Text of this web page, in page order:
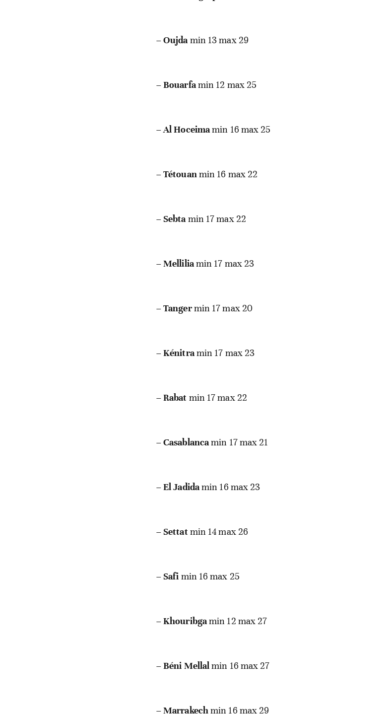
–Oujda min 13 max 29
–Bouarfamin 12 max 25
–Al Hoceimamin 16 max 25
–Tétouan min 16 max 22
– Sebta min 17 max 22
–Melliliamin 17 max 23
–Tangermin 17 max 20
–Kénitramin 17 max 23
–Rabat min 17 max 22
–Casablancamin 17 max 21
–El Jadidamin 16 max 23
– Settat min 14 max 26
– Safi min 16 max 25
–Khouribgamin 12 max 27
–Béni Mellal min 16 max 27
–Marrakech min 16 max 29